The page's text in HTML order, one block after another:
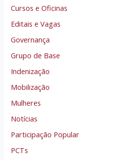
Cursos e Oficinas
Editais e Vagas
Governança
Grupo de Base
Indenização
Mobilização
Mulheres
Notícias
Participação Popular
PCTs